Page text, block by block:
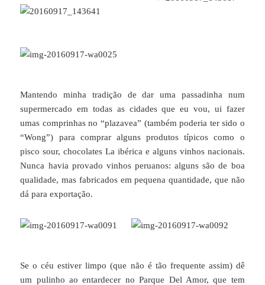
Mantendo minha tradição de dar uma passadinha num
supermercado em todas as cidades que eu vou, ui fazer
umas comprinhas no “plazavea” (também poderia ter sido o
“Wong”) para comprar alguns produtos típicos como o
pisco sour, chocolates La ibérica e alguns vinhos nacionais.
Nunca havia provado vinhos peruanos: alguns são de boa
qualidade, mas fabricados em pequena quantidade, que não
dá para exportação.
Se o céu estiver limpo (que não é tão frequente assim) dê
um pulinho ao entardecer no Parque Del Amor, que tem